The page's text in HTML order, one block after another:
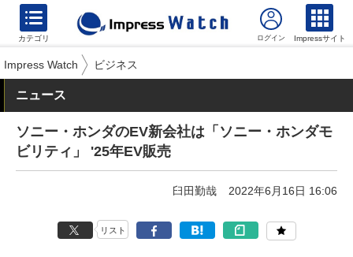
カテゴリ Impressサイト
Impress Watch ビジネス
ニュース
ソニー・ホンダのEV新会社は「ソニー・ホンダモ
ビリティ」 '25年EV販売
臼田勤哉 2022年6月16日 16:06
リスト